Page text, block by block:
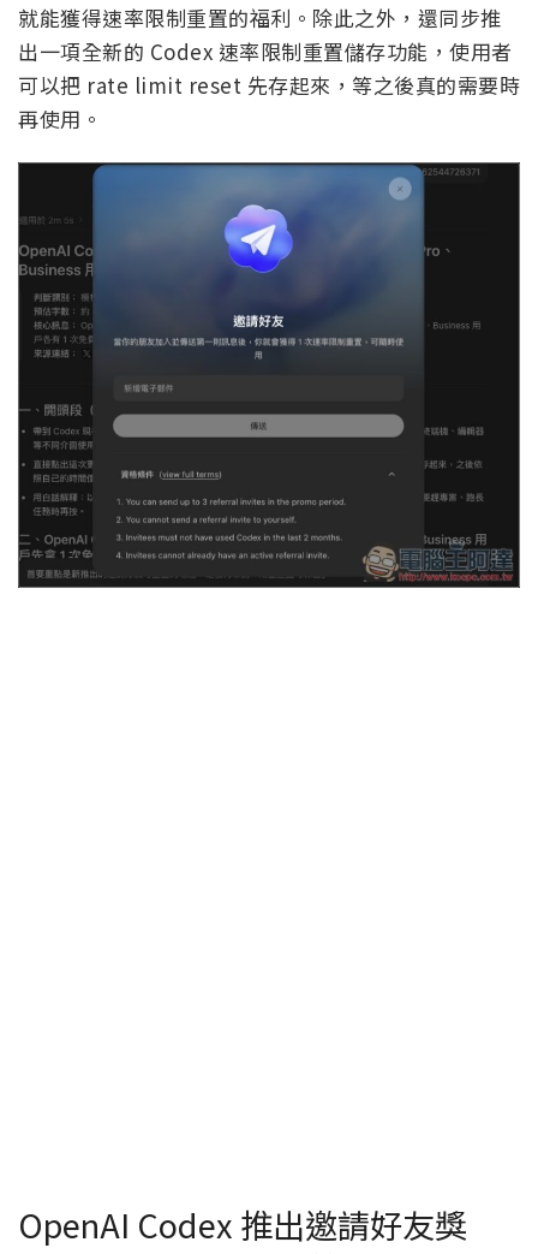
就能獲得速率限制重置的福利。除此之外，還同步推
出一項全新的 Codex 速率限制重置儲存功能，使用者
可以把 rate limit reset 先存起來，等之後真的需要時
再使用。
OpenAI Codex 推出邀請好友獎